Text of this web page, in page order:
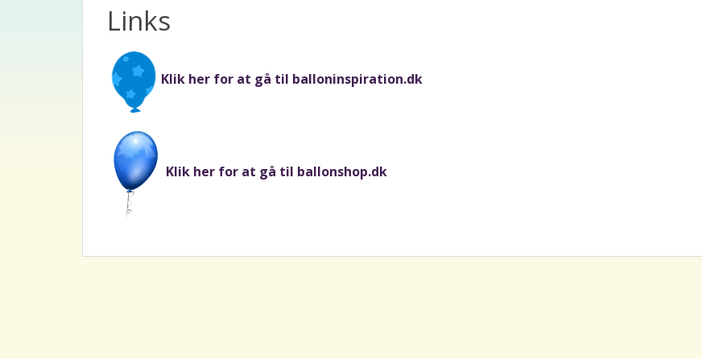
Links
Klik her for at gå til balloninspiration.dk
Klik her for at gå til ballonshop.dk